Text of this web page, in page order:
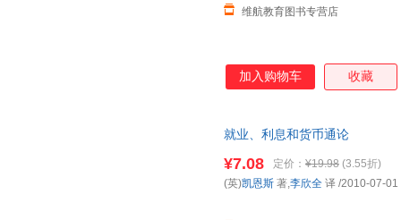
维航教育图书专营店
加入购物车 收藏
就业、利息和货币通论
¥7.08 定价： ¥19.98 (3.55折)
(英)凯恩斯 著,李欣全 译 /2010-07-01